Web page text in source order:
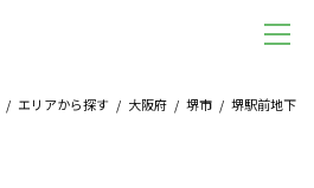
/ エリアから探す / 大阪府 / 堺市 / 堺駅前地下